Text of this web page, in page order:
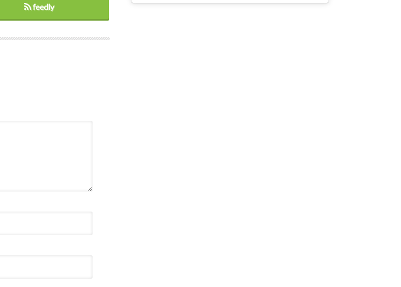
feedly